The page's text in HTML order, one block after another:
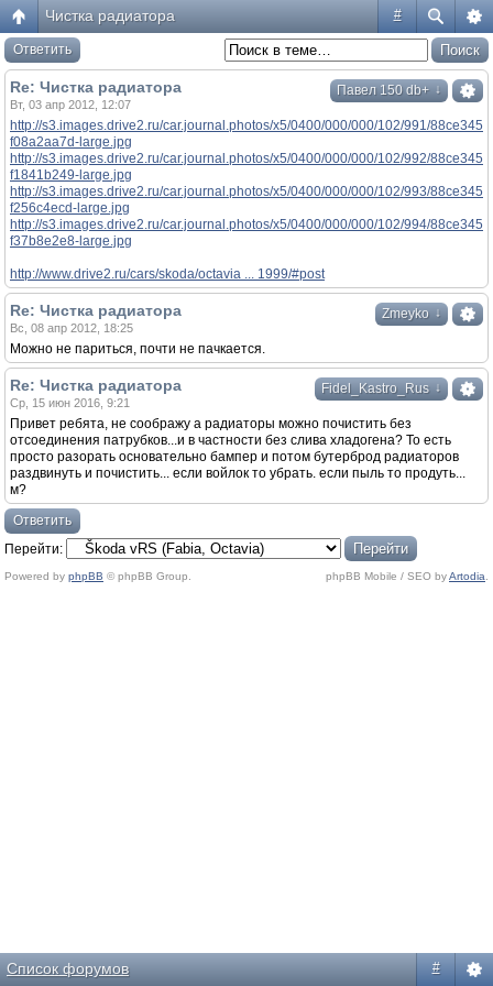
#
Чистка радиатора
Ответить
Павел 150 db+ ↓
Re: Чистка радиатора
Вт, 03 апр 2012, 12:07
http://s3.images.drive2.ru/car.journal.photos/x5/0400/000/000/102/991/88ce345
f08a2aa7d-large.jpg
http://s3.images.drive2.ru/car.journal.photos/x5/0400/000/000/102/992/88ce345
f1841b249-large.jpg
http://s3.images.drive2.ru/car.journal.photos/x5/0400/000/000/102/993/88ce345
f256c4ecd-large.jpg
http://s3.images.drive2.ru/car.journal.photos/x5/0400/000/000/102/994/88ce345
f37b8e2e8-large.jpg
http://www.drive2.ru/cars/skoda/octavia ... 1999/#post
Zmeyko ↓
Re: Чистка радиатора
Вс, 08 апр 2012, 18:25
Можно не париться, почти не пачкается.
Fidel_Kastro_Rus ↓
Re: Чистка радиатора
Ср, 15 июн 2016, 9:21
Привет ребята, не соображу а радиаторы можно почистить без
отсоединения патрубков...и в частности без слива хладогена? То есть
просто разорать основательно бампер и потом бутерброд радиаторов
раздвинуть и почистить... если войлок то убрать. если пыль то продуть...
м?
Ответить
Перейти:
Powered by phpBB © phpBB Group. phpBB Mobile / SEO byArtodia
Список форумов #